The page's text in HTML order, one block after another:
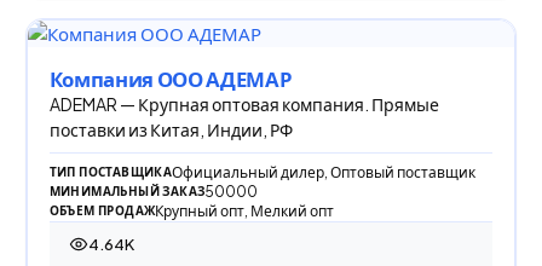
Компания ООО АДЕМАР
ADEMAR — Крупная оптовая компания. Прямые
поставки из Китая, Индии, РФ
ТИП ПОСТАВЩИКАОфициальный дилер, Оптовый поставщик
МИНИМАЛЬНЫЙ ЗАКАЗ50000
ОБЪЕМ ПРОДАЖКрупный опт, Мелкий опт
4.64K
4 644 просмотра